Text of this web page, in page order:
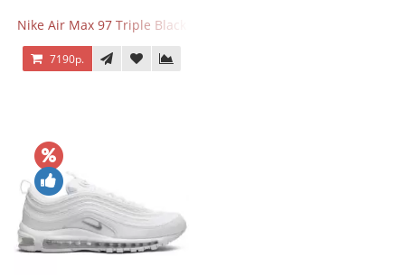
Nike Air Max 97 Triple Black
7190р.